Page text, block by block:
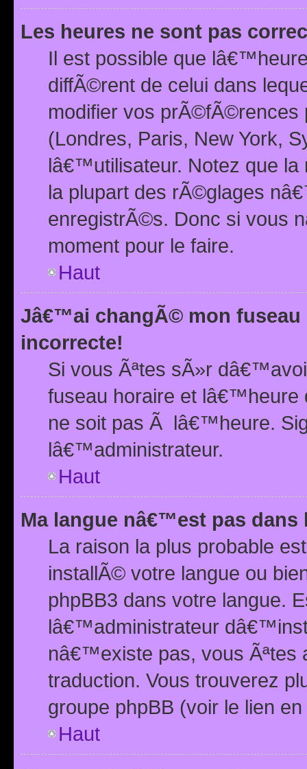
Les heures ne sont pas
Il est possible que
diffÃ©rent de celui dans
modifier vos prÃ©fÃ©rences
(Londres, Paris, New York,
lâ€™utilisateur. Notez que la
la plupart des rÃ©glages
enregistrÃ©s. Donc si vous
moment pour le faire.
Haut
Jâ€™ai changÃ© mon
incorrecte!
Si vous Ãªtes sÃ»r
fuseau horaire et
ne soit pas Ã lâ€™heure.
lâ€™administrateur.
Haut
Ma langue nâ€™est pas dans
La raison la plus probable
installÃ© votre langue ou
phpBB3 dans votre langue.
lâ€™administrateur
nâ€™existe pas, vous Ãªtes
traduction. Vous trouverez
groupe phpBB (voir le lien
Haut